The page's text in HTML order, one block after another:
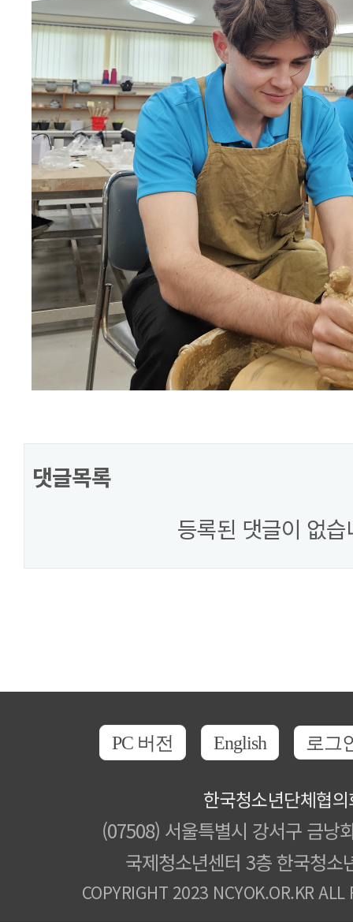
댓글목록
등록된 댓글이 없습
PC 버전 English 로그
한국청소년단체협
(07508) 서울특별시 강서구 금낭
국제청소년센터 3층 한국청소
COPYRIGHT 2023 NCYOK.OR.KR ALL